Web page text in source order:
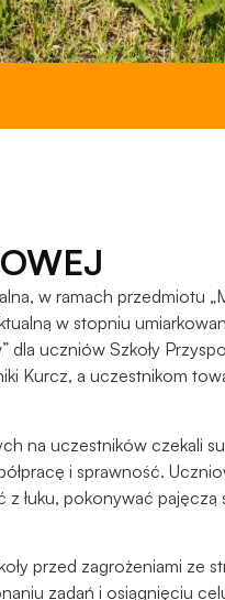
w ramach przedmiotu
w stopniu
uczniów Szkoły
Kurcz, a uczestnikom
na uczestników czekali
i sprawność.
z łuku, pokonywać
przed zagrożeniami ze
zadań i osiągnięciu
Udostępniając
swoje
zainteresowania i
odwiedzania naszej
treści i ofert.